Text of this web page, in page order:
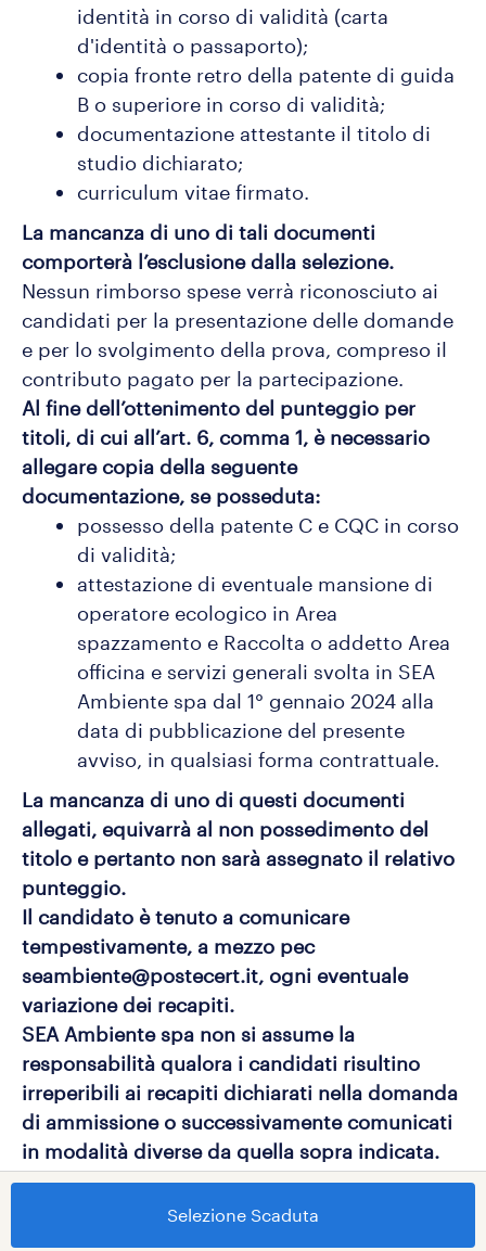
Selezione Scaduta
identità in corso di validità (carta
d'identità o passaporto);
copia fronte retro della patente di guida
B o superiore in corso di validità;
documentazione attestante il titolo di
studio dichiarato;
curriculum vitae firmato.
La mancanza di uno di tali documenti
comporterà l’esclusione dalla selezione.
Nessun rimborso spese verrà riconosciuto ai
candidati per la presentazione delle domande
e per lo svolgimento della prova, compreso il
contributo pagato per la partecipazione.
Al fine dell’ottenimento del punteggio per
titoli, di cui all’art. 6, comma 1, è necessario
allegare copia della seguente
documentazione, se posseduta:
possesso della patente C e CQC in corso
di validità;
attestazione di eventuale mansione di
operatore ecologico in Area
spazzamento e Raccolta o addetto Area
officina e servizi generali svolta in SEA
Ambiente spa dal 1° gennaio 2024 alla
data di pubblicazione del presente
avviso, in qualsiasi forma contrattuale.
La mancanza di uno di questi documenti
allegati, equivarrà al non possedimento del
titolo e pertanto non sarà assegnato il relativo
punteggio.
Il candidato è tenuto a comunicare
tempestivamente, a mezzo pec
seambiente@postecert.it, ogni eventuale
variazione dei recapiti.
SEA Ambiente spa non si assume la
responsabilità qualora i candidati risultino
irreperibili ai recapiti dichiarati nella domanda
di ammissione o successivamente comunicati
in modalità diverse da quella sopra indicata.
La Società SEA AMBIENTE S.p.A. si riserva di
verificare la veridicità delle dichiarazioni